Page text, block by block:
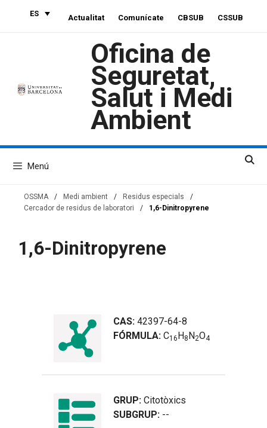
ES Actualitat Comunícate CBSUB CSSUB
Oficina de
Seguretat,
Salut i Medi
Ambient
Menú
OSSMA / Medi ambient / Residus especials
/
Cercador de residus de laboratori
/ 1,6-Dinitropyrene
1,6-Dinitropyrene
CAS: 42397-64-8
FÓRMULA: C1 6H8N2O4
GRUP: Citotòxics
SUBGRUP: --